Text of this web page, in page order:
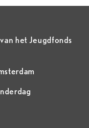
het Jeugdfonds